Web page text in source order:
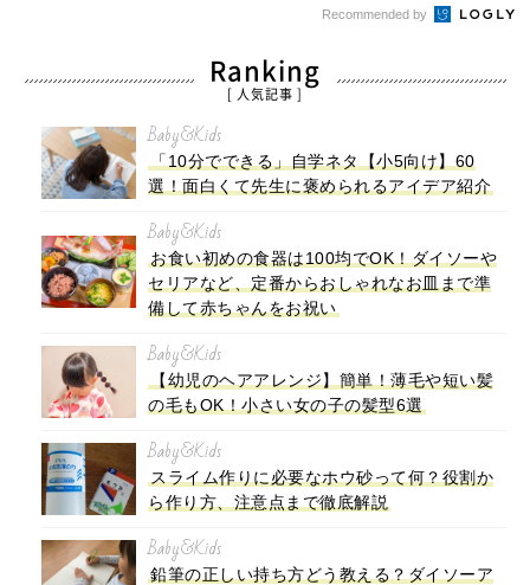
Recommended by
Ranking
[ 人気記事 ]
Baby&Kids
「10分でできる」自学ネタ【小5向け】60
選！面白くて先生に褒められるアイデア紹介
Baby&Kids
お食い初めの食器は100均でOK！ダイソーや
セリアなど、定番からおしゃれなお皿まで準
備して赤ちゃんをお祝い
Baby&Kids
【幼児のヘアアレンジ】簡単！薄毛や短い髪
の毛もOK！小さい女の子の髪型6選
Baby&Kids
スライム作りに必要なホウ砂って何？役割か
ら作り方、注意点まで徹底解説
Baby&Kids
鉛筆の正しい持ち方どう教える？ダイソーア